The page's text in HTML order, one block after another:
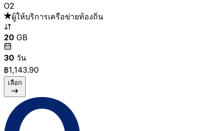
O2
ผู้ให้บริการเครือข่ายท้องถิ่น
20 GB
30 วัน
฿1,143.90
เลือก